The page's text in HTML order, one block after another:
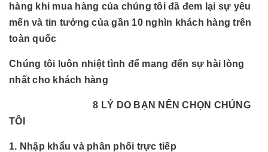
hàng khi mua hàng của chúng tôi đã đem lại sự yêu
mến và tin tưởng của gần 10 nghìn khách hàng trên
toàn quốc
Chúng tôi luôn nhiệt tình để mang đến sự hài lòng
nhất cho khách hàng
8 LÝ DO BẠN NÊN CHỌN CHÚNG
TÔI
1. Nhập khẩu và phân phối trực tiếp